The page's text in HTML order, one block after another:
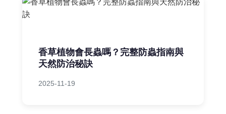
香草植物會長蟲嗎？完整防蟲指南與
天然防治秘訣
2025-11-19